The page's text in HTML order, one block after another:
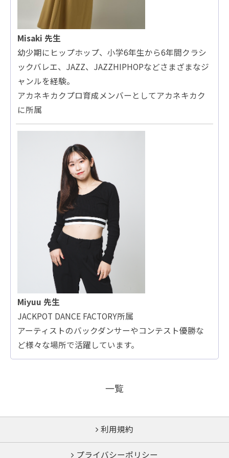
Misaki 先生
幼少期にヒップホップ、小学6年生から6年間クラシ
ックバレエ、JAZZ、JAZZHIPHOPなどさまざまなジ
ャンルを経験。
アカネキカクプロ育成メンバーとしてアカネキカク
に所属
Miyuu 先生
JACKPOT DANCE FACTORY所属
アーティストのバックダンサーやコンテスト優勝な
ど様々な場所で活躍しています。
一覧
利用規約
プライバシーポリシー